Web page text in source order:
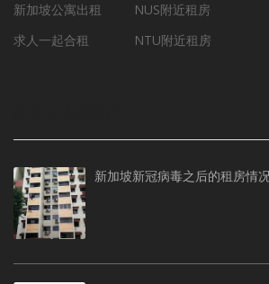
新加坡公寓出租
求人一起合租
NUS附近租房
NTU附近租房
新加坡新冠病毒之后的租房情